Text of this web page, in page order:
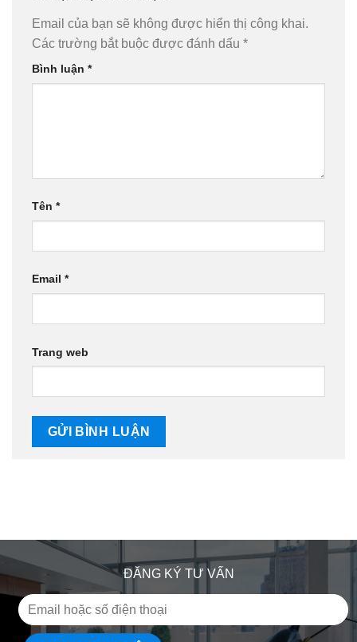
Email của bạn sẽ không được hiển thị công khai.
Các trường bắt buộc được đánh dấu *
Bình luận *
Tên *
Email *
Trang web
ĐĂNG KÝ TƯ VẤN